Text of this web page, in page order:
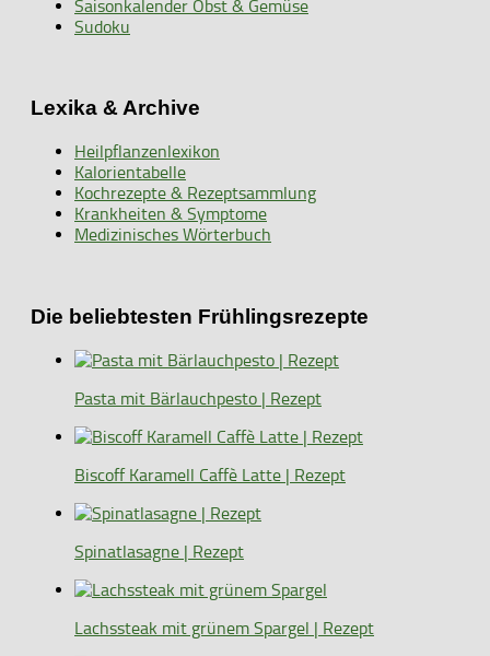
Saisonkalender Obst & Gemüse
Sudoku
Lexika & Archive
Heilpflanzenlexikon
Kalorientabelle
Kochrezepte & Rezeptsammlung
Krankheiten & Symptome
Medizinisches Wörterbuch
Die beliebtesten Frühlingsrezepte
Pasta mit Bärlauchpesto | Rezept
Biscoff Karamell Caffè Latte | Rezept
Spinatlasagne | Rezept
Lachssteak mit grünem Spargel | Rezept